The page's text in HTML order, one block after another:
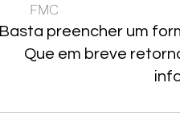
FMC
Basta preencher um
Que em breve